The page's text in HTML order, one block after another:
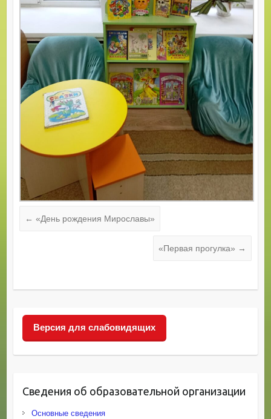
← «День рождения Мирославы»
«Первая прогулка» →
Версия для слабовидящих
Сведения об образовательной организации
Основные сведения